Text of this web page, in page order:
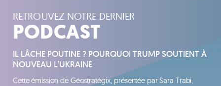
RETROUVEZ NOTRE DERNIER
PODCAST
IL LÂCHE POUTINE ? POURQUOI TRUMP SOUTIENT À
NOUVEAU L’UKRAINE
Cette émission de Géostratégix, présentée par Sara Trabi,